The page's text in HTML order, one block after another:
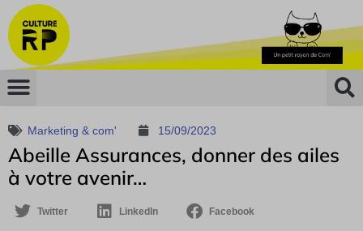
Marketing & com' 15/09/2023
Abeille Assurances, donner des ailes
à votre avenir…
Twitter LinkedIn Facebook